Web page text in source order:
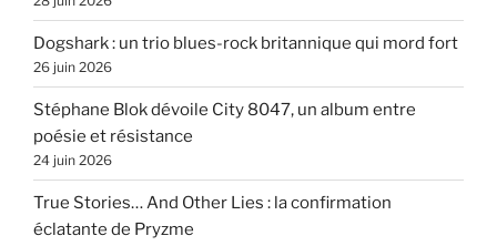
Dogshark : un trio blues-rock britannique qui mord fort
26 juin 2026
Stéphane Blok dévoile City 8047, un album entre
poésie et résistance
24 juin 2026
True Stories… And Other Lies : la confirmation
éclatante de Pryzme